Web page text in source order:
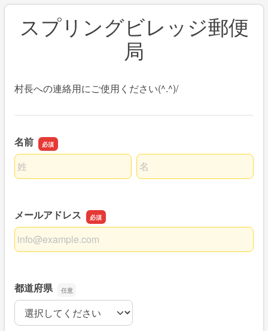
スプリングビレッジ郵便
局
村長への連絡用にご使用ください(^.^)/
名前
名前の姓
名前の名
メールアドレス
メールアドレス
都道府県
都道府県